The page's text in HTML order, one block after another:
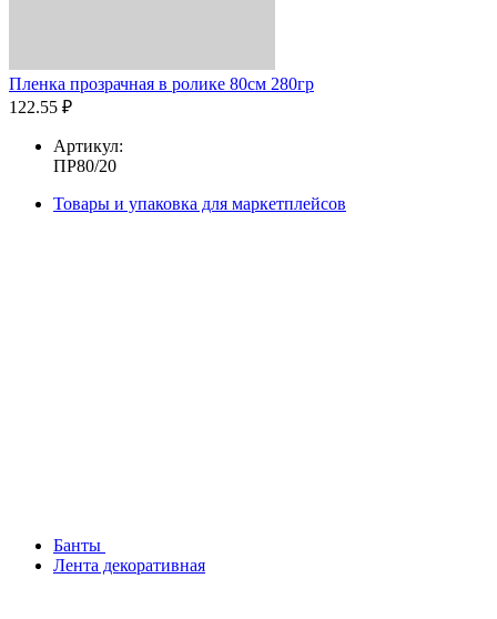
Пленка прозрачная в ролике 80см 280гр
122.55 ₽
Артикул:
ПР80/20
Товары и упаковка для маркетплейсов
Банты
Лента декоративная